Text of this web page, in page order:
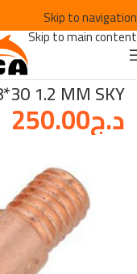
Skip to navigation
Skip to main content
DE SOUDURE
1.2 MM SKY
د.ج250.00